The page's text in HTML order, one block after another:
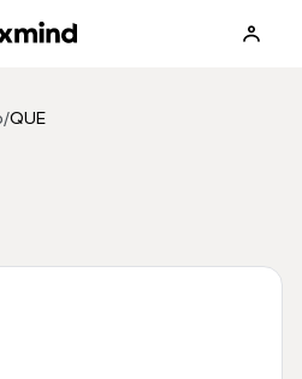
/QUE